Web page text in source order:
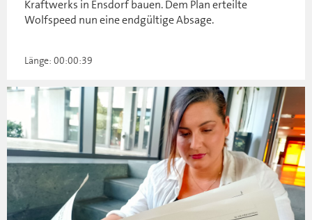
Kraftwerks in Ensdorf bauen. Dem Plan erteilte
Wolfspeed nun eine endgültige Absage.
Länge: 00:00:39